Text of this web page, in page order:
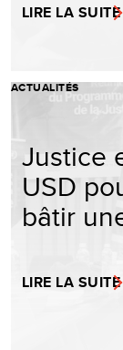
LIRE LA SUITE
ACTUALITÉS
Justice
USD
bâtir
LIRE LA SUITE